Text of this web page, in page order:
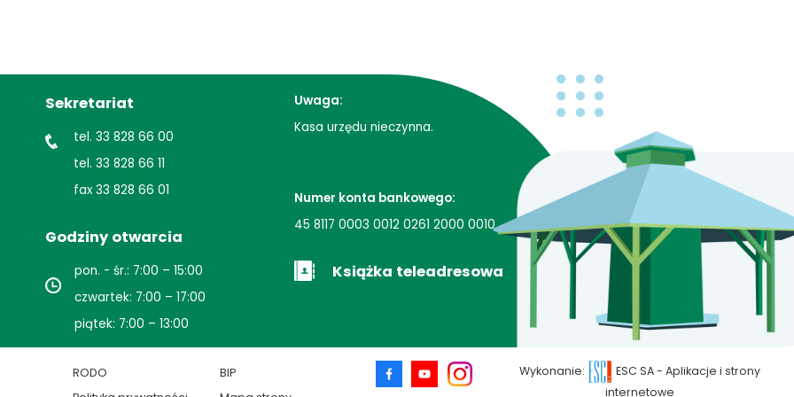
Sekretariat
tel. 33 828 66 00
tel. 33 828 66 11
fax 33 828 66 01
Godziny otwarcia
pon. - śr.: 7:00 – 15:00
czwartek: 7:00 – 17:00
piątek: 7:00 – 13:00
Uwaga:
Kasa urzędu nieczynna.
Numer konta bankowego:
45 8117 0003 0012 0261 2000 0010
Książka teleadresowa
RODO
BIP
Wykonanie: ESC SA-Aplikacje i strony
internetowe